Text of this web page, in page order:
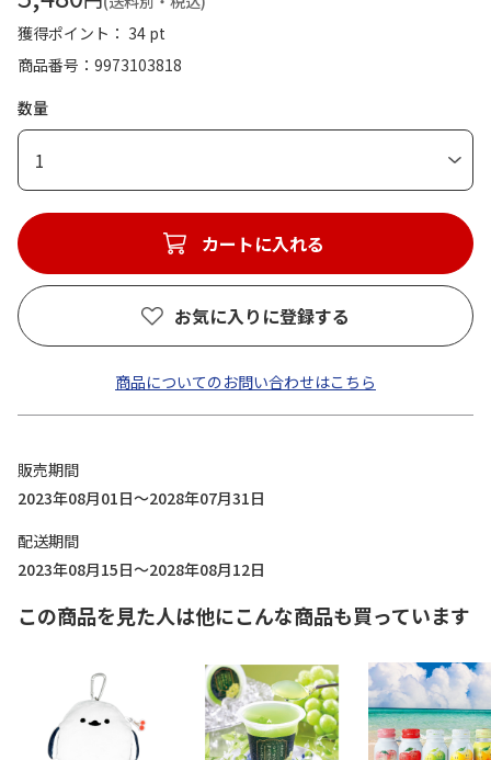
獲得ポイント： 34 pt
商品番号
9973103818
数量
1
カートに入れる
お気に入りに登録する
商品についてのお問い合わせはこちら
販売期間
2023年08月01日～2028年07月31日
配送期間
2023年08月15日～2028年08月12日
この商品を見た人は他にこんな商品も買っています